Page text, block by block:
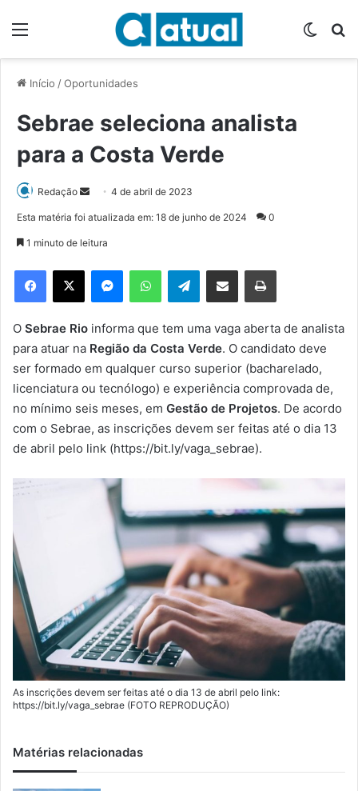
Início /Oportunidades
Sebrae seleciona analista
para a Costa Verde
Redação
d
e
m
e
-
m
a
i
4 de abril de 2023
Esta matéria foi atualizada em: 18 de junho de 2024 0
1 minuto de leitura
Telegram
O Sebrae Rio informa que tem uma vaga aberta de analista
para atuar na Região da Costa Verde. O candidato deve
ser formado em qualquer curso superior (bacharelado,
licenciatura ou tecnólogo) e experiência comprovada de,
no mínimo seis meses, em Gestão de Projetos. De acordo
com o Sebrae, as inscrições devem ser feitas até o dia 13
de abril pelo link (https://bit.ly/vaga_sebrae).
As inscrições devem ser feitas até o dia 13 de abril pelo link:
https://bit.ly/vaga_sebrae (FOTO REPRODUÇÃO)
Matérias relacionadas